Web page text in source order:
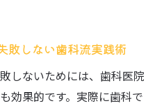
敗しない歯科流実践術
しないためには、歯科医院
効果的です。実際に歯科で